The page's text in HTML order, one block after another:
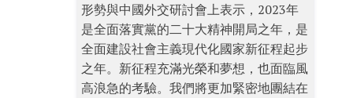
形勢與中國外交研討會上表示，2023年
是全面落實黨的二十大精神開局之年，是
全面建設社會主義現代化國家新征程起步
之年。新征程充滿光榮和夢想，也面臨風
高浪急的考驗。我們將更加緊密地團結在